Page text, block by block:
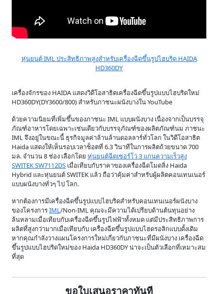
หุ่นยนต์ IML ประสิทธิภาพสูงสำหรับเครื่องฉีดขึ้นรูปไฮบริด HAIDA
HD360DY
เครื่องจักรของ HAIDA แสดงวิดีโอสาธิตเครื่องฉีดขึ้นรูปแบบไฮบริดใหม่
HD360DY(DY3600/800) สำหรับภาชนะผนังบางใน YouTube
ด้วยความนิยมที่เพิ่มขึ้นของภาชนะ IML แบบผนังบาง เนื่องจากเป็นบรรจุ
ภัณฑ์อาหารโดยเฉพาะเช่นเดียวกับบรรจุภัณฑ์ของผลิตภัณฑ์นม ภาชนะ
IML จึงอยู่ในขณะนี้ ธุรกิจมูลค่าล้านล้านดอลลาร์ทั่วโลก ในวิดีโอสาธิต
Haida แสดงให้เห็นรอบเวลาช็อตที่ 6.3 วินาทีในการผลิตถ้วยขนาด 700
มล. จำนวน 8 ช่อง เลือกโดย หุ่นยนต์ฉีดเซอร์โว 3 แกนความเร็วสูง
SWITEK SW7112DS เมื่อเทียบกับราคาของเครื่องฉีดโมดลิ่ง Haida
Hybrid และหุ่นยนต์ SWITEK แล้ว ถือว่าคุ้มค่าสำหรับผู้ผลิตคอนเทนเนอร์
แบบผนังบางทั่วๆ ไป โลก.
หากต้องการมีเครื่องฉีดขึ้นรูปแบบไฮบริดสำหรับคอนเทนเนอร์ผนังบาง
ของโครงการIML/Non-IML คุณจะมีความได้เปรียบด้านต้นทุนอย่าง
ล้นหลามเมื่อเทียบกับเครื่องฉีดขึ้นรูปไฟฟ้าทั้งหมด แต่มีประสิทธิภาพการ
ผลิตที่สูงกว่ามากเมื่อเทียบกับ เครื่องฉีดขึ้นรูปแบบไฮดรอลิกแบบดั้งเดิม
หากคุณกำลังวางแผนโครงการใหม่เกี่ยวกับภาชนะที่มีผนังบาง เครื่องฉีด
ขึ้นรูปแบบไฮบริดใหม่ของ Haida HD360DY น่าจะเป็นตัวเลือกที่เหมาะสม
ที่สุด
ขอใบเสนอราคาทันที